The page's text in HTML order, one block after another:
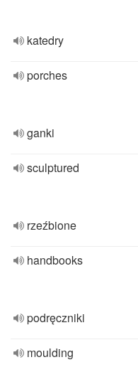
katedry
porches
ganki
sculptured
rzeźbione
handbooks
podręczniki
moulding